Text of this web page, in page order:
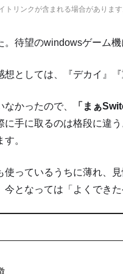
トリンクが含まれる場合があります
。待望のwindowsゲーム機
としては、 『デカイ』
かったので、 「まぁ
に手に取るのは格段に違
。
使っているうちに薄れ、
今となっては「よくでき